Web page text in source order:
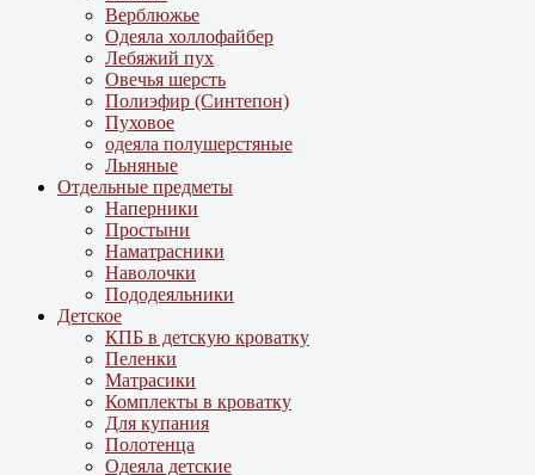
Верблюжье
Одеяла холлофайбер
Лебяжий пух
Овечья шерсть
Полиэфир (Синтепон)
Пуховое
одеяла полушерстяные
Льняные
Отдельные предметы
Наперники
Простыни
Наматрасники
Наволочки
Пододеяльники
Детское
КПБ в детскую кроватку
Пеленки
Матрасики
Комплекты в кроватку
Для купания
Полотенца
Одеяла детские